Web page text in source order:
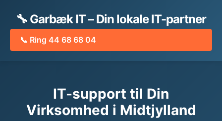
🔧 Garbæk IT – Din lokale IT-partner
📞 Ring 44 68 68 04
IT-support til Din
Virksomhed i Midtjylland